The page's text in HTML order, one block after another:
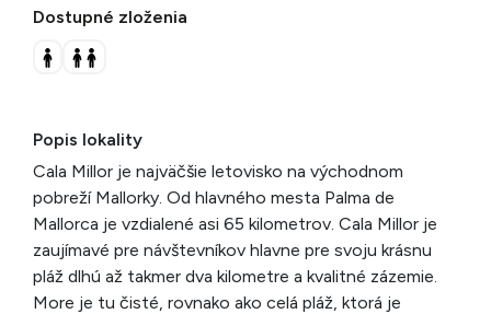
Dostupné zloženia
Popis lokality
Cala Millor je najväčšie letovisko na východnom
pobreží Mallorky. Od hlavného mesta Palma de
Mallorca je vzdialené asi 65 kilometrov. Cala Millor je
zaujímavé pre návštevníkov hlavne pre svoju krásnu
pláž dlhú až takmer dva kilometre a kvalitné zázemie.
More je tu čisté, rovnako ako celá pláž, ktorá je